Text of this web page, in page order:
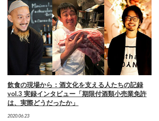
飲食の現場から：酒文化を支える人たちの記録
vol.3 実録インタビュー「期限付酒類小売業免許
は、実際どうだったか」
2020.06.23